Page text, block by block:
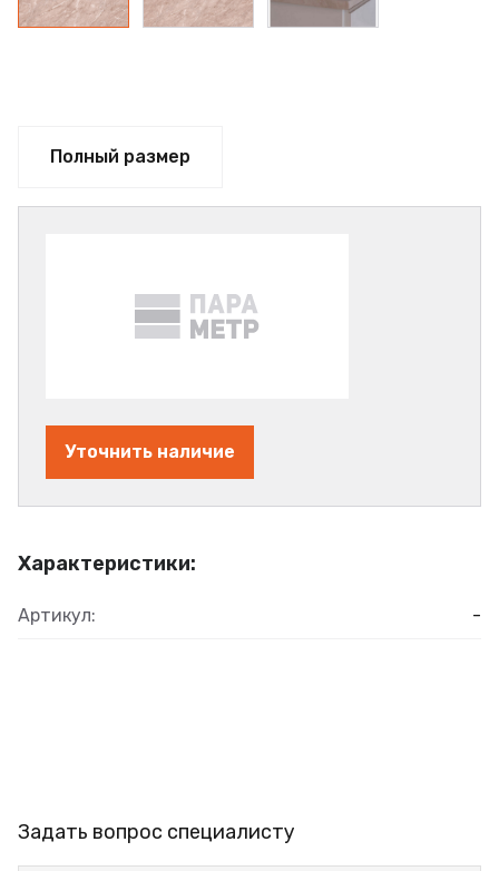
Полный размер
Характеристики:
Артикул: -
Уточнить наличие
Задать вопрос специалисту